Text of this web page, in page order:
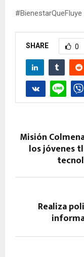
#BienestarQueFluye
SHARE 0
Misión
los jóvenes
Realiza